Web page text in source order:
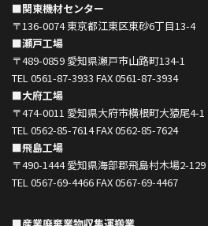
■関東機材センター
〒136-0074 東京都江東区東砂6丁目13-4
■瀬戸工場
〒489-0859 愛知県瀬戸市山路町134-1
TEL 0561-87-3933 FAX 0561-87-3934
■大府工場
〒474-0011 愛知県大府市横根町大猿尾4-1
TEL 0562-85-7614 FAX 0562-85-7624
■飛島工場
〒490-1444 愛知県海部郡飛島村木場2-129
TEL 0567-69-4466 FAX 0567-69-4467